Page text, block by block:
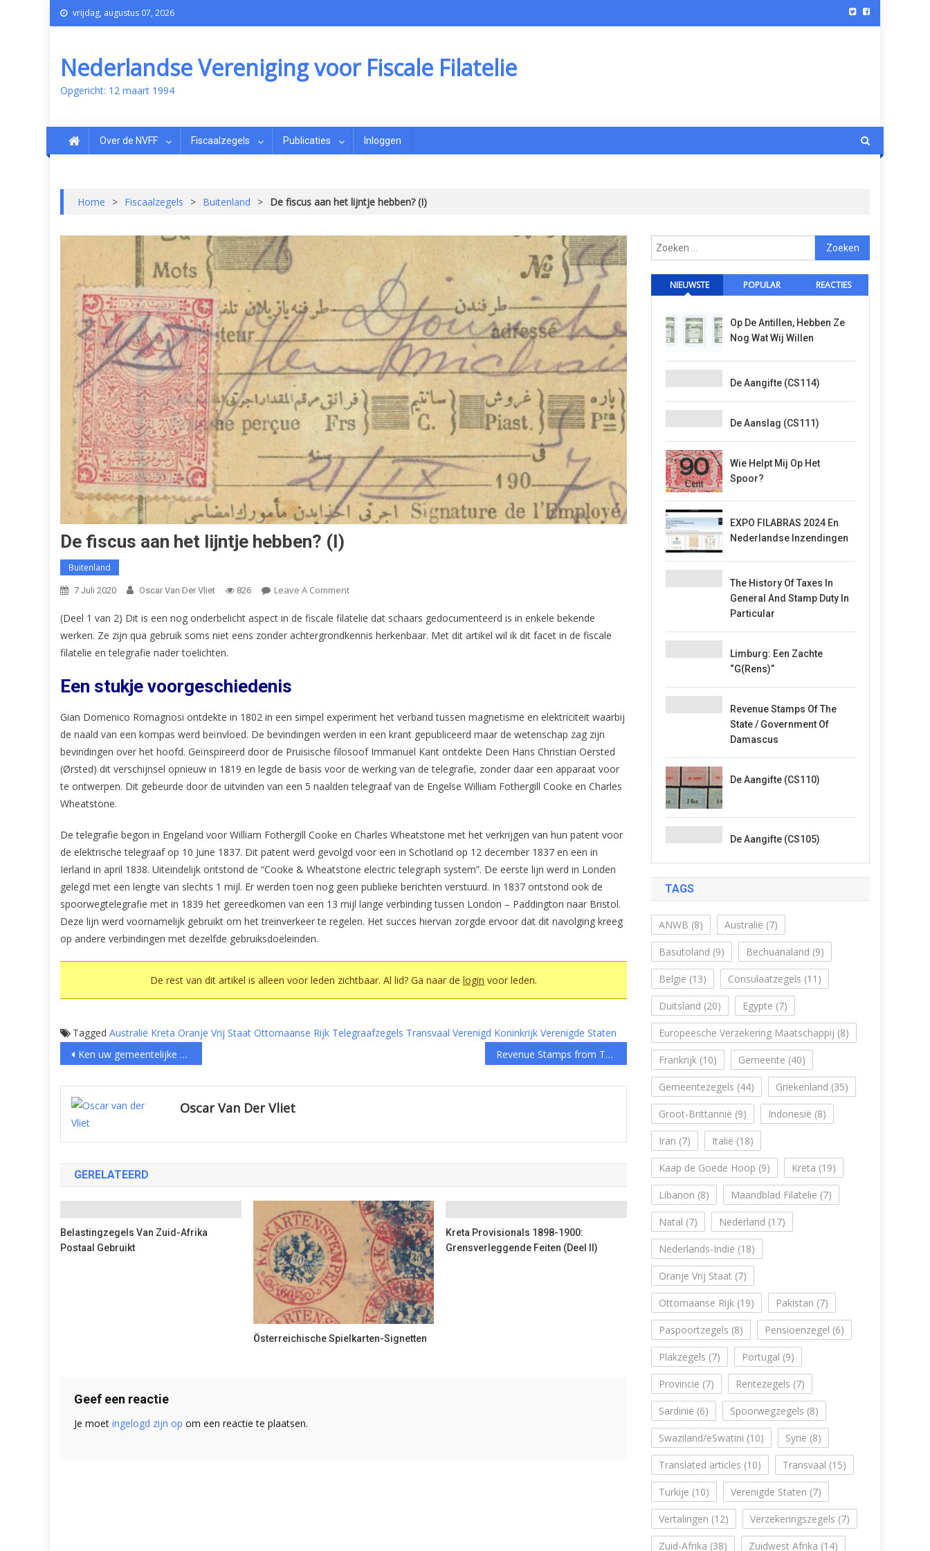
vrijdag, augustus 07, 2026
Nederlandse Vereniging voor Fiscale Filatelie
Opgericht: 12 maart 1994
Over de NVFF Fiscaalzegels Publicaties Inloggen
Home > Fiscaalzegels > Buitenland > De fiscus aan het lijntje hebben? (I)
De fiscus aan het lijntje hebben? (I)
Buitenland
7 Juli 2020 Oscar Van Der Vliet 826 Leave A CommentOn
Fiscus
Aan
(Deel 1 van 2) Dit is een nog onderbelicht aspect in de fiscale filatelie dat schaars gedocumenteerd is in enkele bekende
werken. Ze zijn qua gebruik soms niet eens zonder achtergrondkennis herkenbaar. Met dit artikel wil ik dit facet in de fiscale
filatelie en telegrafie nader toelichten.
Een stukje voorgeschiedenis
Gian Domenico Romagnosi ontdekte in 1802 in een simpel experiment het verband tussen magnetisme en elektriciteit waarbij
de naald van een kompas werd beïnvloed. De bevindingen werden in een krant gepubliceerd maar de wetenschap zag zijn
bevindingen over het hoofd. Geïnspireerd door de Pruisische filosoof Immanuel Kant ontdekte Deen Hans Christian Oersted
(Ørsted) dit verschijnsel opnieuw in 1819 en legde de basis voor de werking van de telegrafie, zonder daar een apparaat voor
te ontwerpen. Dit gebeurde door de uitvinden van een 5 naalden telegraaf van de Engelse William Fothergill Cooke en Charles
Wheatstone.
De telegrafie begon in Engeland voor William Fothergill Cooke en Charles Wheatstone met het verkrijgen van hun patent voor
de elektrische telegraaf op 10 June 1837. Dit patent werd gevolgd voor een in Schotland op 12 december 1837 en een in
Ierland in april 1838. Uiteindelijk ontstond de “Cooke & Wheatstone electric telegraph system”. De eerste lijn werd in Londen
gelegd met een lengte van slechts 1 mijl. Er werden toen nog geen publieke berichten verstuurd. In 1837 ontstond ook de
spoorwegtelegrafie met in 1839 het gereedkomen van een 13 mijl lange verbinding tussen London – Paddington naar Bristol.
Deze lijn werd voornamelijk gebruikt om het treinverkeer te regelen. Het succes hiervan zorgde ervoor dat dit navolging kreeg
op andere verbindingen met dezelfde gebruiksdoeleinden.
De rest van dit artikel is alleen voor leden zichtbaar. Al lid? Ga naar de login voor leden.
Tagged Australië Kreta Oranje Vrij Staat Ottomaanse Rijk Telegraafzegels Transvaal Verenigd Koninkrijk Verenigde Staten
Bericht
navigatie
Ken uw gemeentelijke zegels: Tholen (II) Revenue Stamps from Taiwan / Formosa / Republic of China (ROC)
Oscar Van Der Vliet
GERELATEERD
Belastingzegels Van Zuid-Afrika
Postaal Gebruikt
Österreichische Spielkarten-Signetten
Kreta Provisionals 1898-1900:
Grensverleggende Feiten (deel II)
Geef een reactie
Je moet ingelogd zijn op om een reactie te plaatsen.
Zoeken
naar:
NIEUWSTE POPULAR REACTIES
Op De Antillen, Hebben Ze
Nog Wat Wij Willen
De Aangifte (CS114)
De Aanslag (CS111)
Wie Helpt Mij Op Het
Spoor?
EXPO FILABRAS 2024 En
Nederlandse Inzendingen
The History Of Taxes In
General And Stamp Duty In
Particular
Limburg: Een Zachte
“G(rens)”
Revenue Stamps Of The
State / Government Of
Damascus
De Aangifte (CS110)
De Aangifte (CS105)
TAGS
ANWB (8) Australië (7)
Basutoland (9) Bechuanaland (9)
België (13) Consulaatzegels (11)
Duitsland (20) Egypte (7)
Europeesche Verzekering Maatschappij (8)
Frankrijk (10) Gemeente (40)
Gemeentezegels (44) Griekenland (35)
Groot-Brittannië (9) Indonesië (8)
Iran (7) Italië (18)
Kaap de Goede Hoop (9) Kreta (19)
Libanon (8) Maandblad Filatelie (7)
Natal (7) Nederland (17)
Nederlands-Indië (18)
Oranje Vrij Staat (7)
Ottomaanse Rijk (19) Pakistan (7)
Paspoortzegels (8) Pensioenzegel (6)
Plakzegels (7) Portugal (9)
Provincie (7) Rentezegels (7)
Sardinië (6) Spoorwegzegels (8)
Swaziland/eSwatini (10) Syrië (8)
Translated articles (10) Transvaal (15)
Turkije (10) Verenigde Staten (7)
Vertalingen (12) Verzekeringszegels (7)
Zuid-Afrika (38) Zuidwest Afrika (14)